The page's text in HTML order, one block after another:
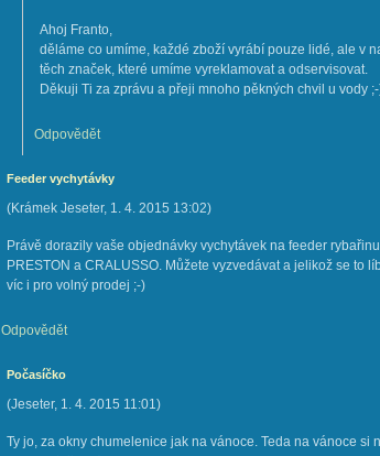
Ahoj Franto,
děláme co umíme, každé zboží vyrábí pouze lidé, ale v
těch značek, které umíme vyreklamovat a odservisovat.
Děkuji Ti za zprávu a přeji mnoho pěkných chvil u vody
Odpovědět
Feeder vychytávky
(Krámek Jeseter, 1. 4. 2015 13:02)
Právě dorazily vaše objednávky vychytávek na feeder
PRESTON a CRALUSSO. Můžete vyzvedávat a jelikož se to
víc i pro volný prodej ;-)
Odpovědět
Počasíčko
(Jeseter, 1. 4. 2015 11:01)
Ty jo, za okny chumelenice jak na vánoce. Teda na vánoce si